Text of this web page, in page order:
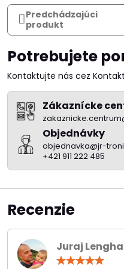
Predchádzajúci
produkt
Potrebujete
Kontaktujte nás cez
Zákaznícke
Objednávky
objednavka@jr-
+421 911 222 485
Recenzie
Juraj